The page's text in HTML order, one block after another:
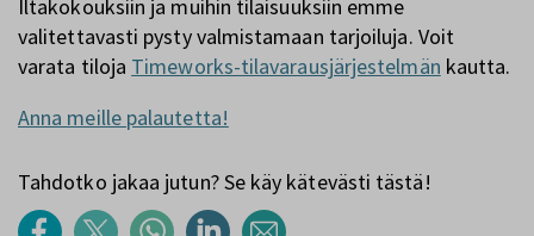
Iltakokouksiin ja muihin tilaisuuksiin emme
valitettavasti pysty valmistamaan tarjoiluja. Voit
varata tiloja Timeworks-tilavarausjärjestelmän kautta.
Anna meille palautetta!
Tahdotko jakaa jutun? Se käy kätevästi tästä!